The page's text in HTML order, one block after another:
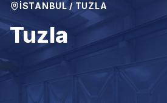
İSTANBUL/ TUZLA
Tuzla
Kaplamalı
Deposu Tamiri